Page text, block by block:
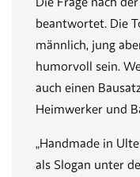
beantwortet. Die
männlich, jung
humorvoll sein.
auch einen
Heimwerker und
„Handmade in
als Slogan unter